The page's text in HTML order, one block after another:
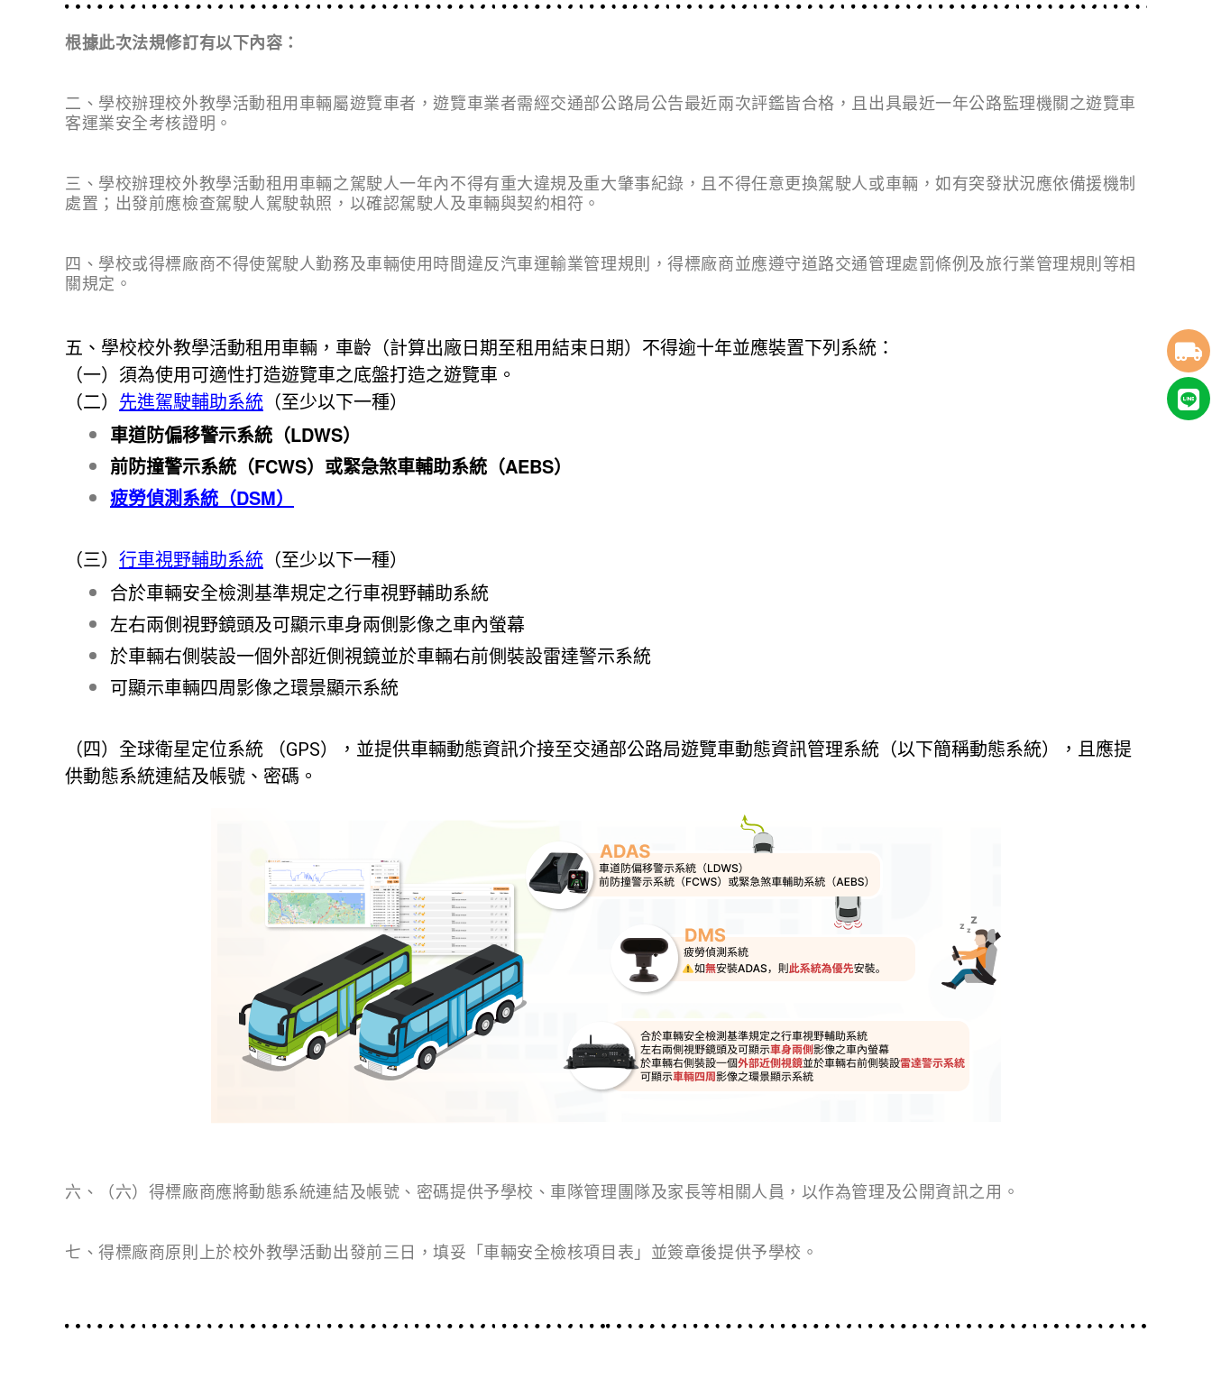
根據此次法規修訂有以下內容：
二、學校辦理校外教學活動租用車輛屬遊覽車者，遊覽車業者需經交通部公路局公告最近兩次評鑑皆合格，且出具最近一年公路監理機關之遊覽車
客運業安全考核證明。
三、學校辦理校外教學活動租用車輛之駕駛人一年內不得有重大違規及重大肇事紀錄，且不得任意更換駕駛人或車輛，如有突發狀況應依備援機制
處置；出發前應檢查駕駛人駕駛執照，以確認駕駛人及車輛與契約相符。
四、學校或得標廠商不得使駕駛人勤務及車輛使用時間違反汽車運輸業管理規則，得標廠商並應遵守道路交通管理處罰條例及旅行業管理規則 等相
關規定。
五、學校校外教學活動租用車輛，車齡（計算出廠日期至租用結束日期）不得逾十年並應裝置下列系統：
（一）須為使用可適性打造遊覽車之底盤打造之遊覽車。
（二） 先進駕駛輔助系統 （至少以下一種）
車道防偏移警示系統（LDWS）
前防撞警示系統（FCWS）或緊急煞車輔助系統（AEBS）
疲勞偵測系統（DSM）
（三） 行車視野輔助系統 （至少以下一種）
合於車輛安全檢測基準規定之行車視野輔助系統
左右兩側視野鏡頭及可顯示車身兩側影像之車內螢幕
於車輛右側裝設一個外部近側視鏡並於車輛右前側裝設雷達警示系統
可顯示車輛四周影像之環景顯示系統
（四）全球衛星定位系統 （GPS），並提供車輛動態資訊介接至交通部公路局遊覽車動態資訊管理系統（以下簡稱動態系統），且應提
供動態系統連結及帳號、密碼。
六、（六）得標廠商應將動態系統連結及帳號、密碼提供予學校、車隊管理團隊及家長等相關人員，以作為管理及公開資訊之用。
七、得標廠商原則上於校外教學活動出發前三日，填妥「車輛安全檢核項目表」並簽章後提供予學校。